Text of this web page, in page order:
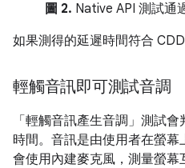
圖 2. Native API 測試通
如果測得的延遲時間符合
輕觸音訊即可測試音調
「輕觸音訊產生音調」測試
時間。音訊是由使用者在螢
會使用內建麥克風，測量螢